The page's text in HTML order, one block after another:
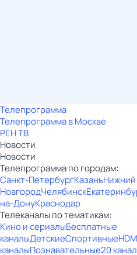
Телепрограмма
Телепрограмма в Москве
РЕН ТВ
Новости
Новости
Телепрограмма по городам:
Санкт-ПетербургКазаньНижний
НовгородЧелябинск
на-ДонуКраснодар
Телеканалы по тематикам:
Кино и сериалыБесплатные
каналыДетскиеСпортивныеHD
каналыПознавательные20